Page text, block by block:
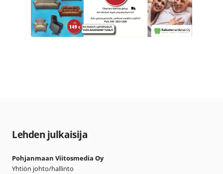
Lehden julkaisija
Pohjanmaan Viitosmedia Oy
Yhtiön johto/hallinto